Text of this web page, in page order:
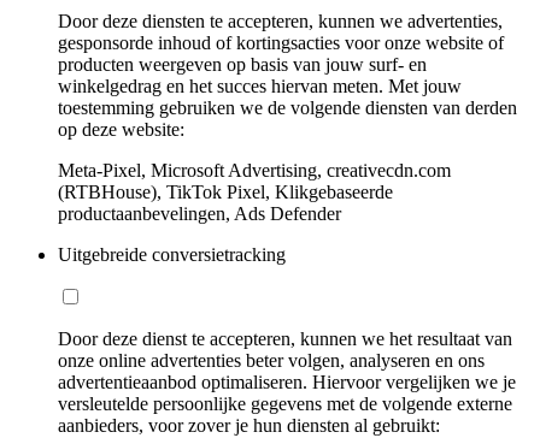
Door deze diensten te accepteren, kunnen we advertenties,
gesponsorde inhoud of kortingsacties voor onze website of
producten weergeven op basis van jouw surf- en
winkelgedrag en het succes hiervan meten. Met jouw
toestemming gebruiken we de volgende diensten van derden
op deze website:
Meta-Pixel, Microsoft Advertising, creativecdn.com
(RTBHouse), TikTok Pixel, Klikgebaseerde
productaanbevelingen, Ads Defender
Uitgebreide conversietracking
Door deze dienst te accepteren, kunnen we het resultaat van
onze online advertenties beter volgen, analyseren en ons
advertentieaanbod optimaliseren. Hiervoor vergelijken we je
versleutelde persoonlijke gegevens met de volgende externe
aanbieders, voor zover je hun diensten al gebruikt: